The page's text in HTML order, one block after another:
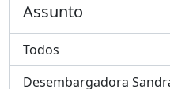
Assunto
Todos
Desembargadora